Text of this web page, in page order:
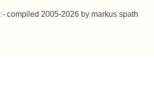
- compiled 2005-2026 by markus spath